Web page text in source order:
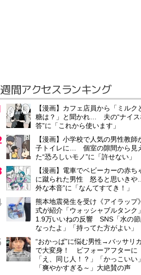
週間アクセスランキング
【漫画】カフェ店員から「ミルク
糖は？」と聞かれ… 夫の“ナイス
答”に「これから使います」
【漫画】小学校で人気の男性教師
子トイレに… 個室の隙間から見
た“恐ろしいモノ”に「許せない」
【漫画】電車でベビーカーの赤ち
に蹴られた男性 怒ると思いきや
外な本音”に「なんてすてき！」
熊本地震発生を受け《アイラップ
式が紹介「ウォッシャブルタンク
1.9万いいねの反響 SNS「水の節
なったよ」「持ってた方がよい」
“おかっぱ”に悩む男性→バッサリ
で大変身！ ビフォーアフターに
「え、同じ人！？」「かっこいい」
「爽やかすぎる～」大絶賛の声